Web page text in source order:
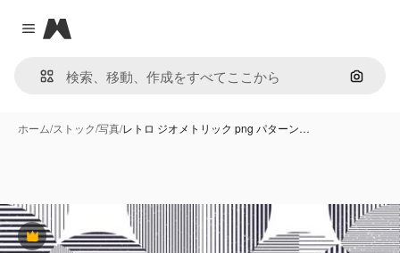
Close menu
Magnific
画像で
ホーム/ストック/写真/レトロ ジオメトリック png パターン…
Premium